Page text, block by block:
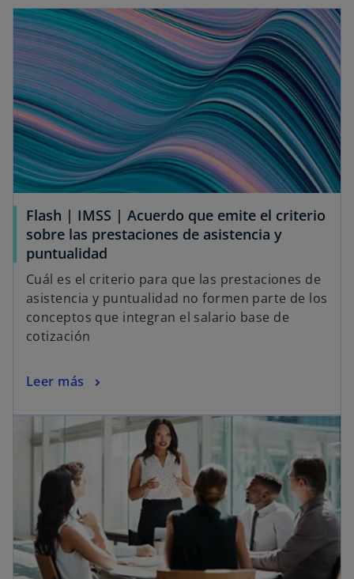
r
e
e
n
u
n
a
p
e
s
a
ñ
n
u
e
r
e
e
n
u
n
a
p
e
s
a
ñ
n
u
e
r
e
e
n
u
n
a
p
e
s
a
ñ
n
u
e
Flash | IMSS | Acuerdo que emite el criterio
sobre las prestaciones de asistencia y
puntualidad
Cuál es el criterio para que las prestaciones de
asistencia y puntualidad no formen parte de los
conceptos que integran el salario base de
cotización
Leer más